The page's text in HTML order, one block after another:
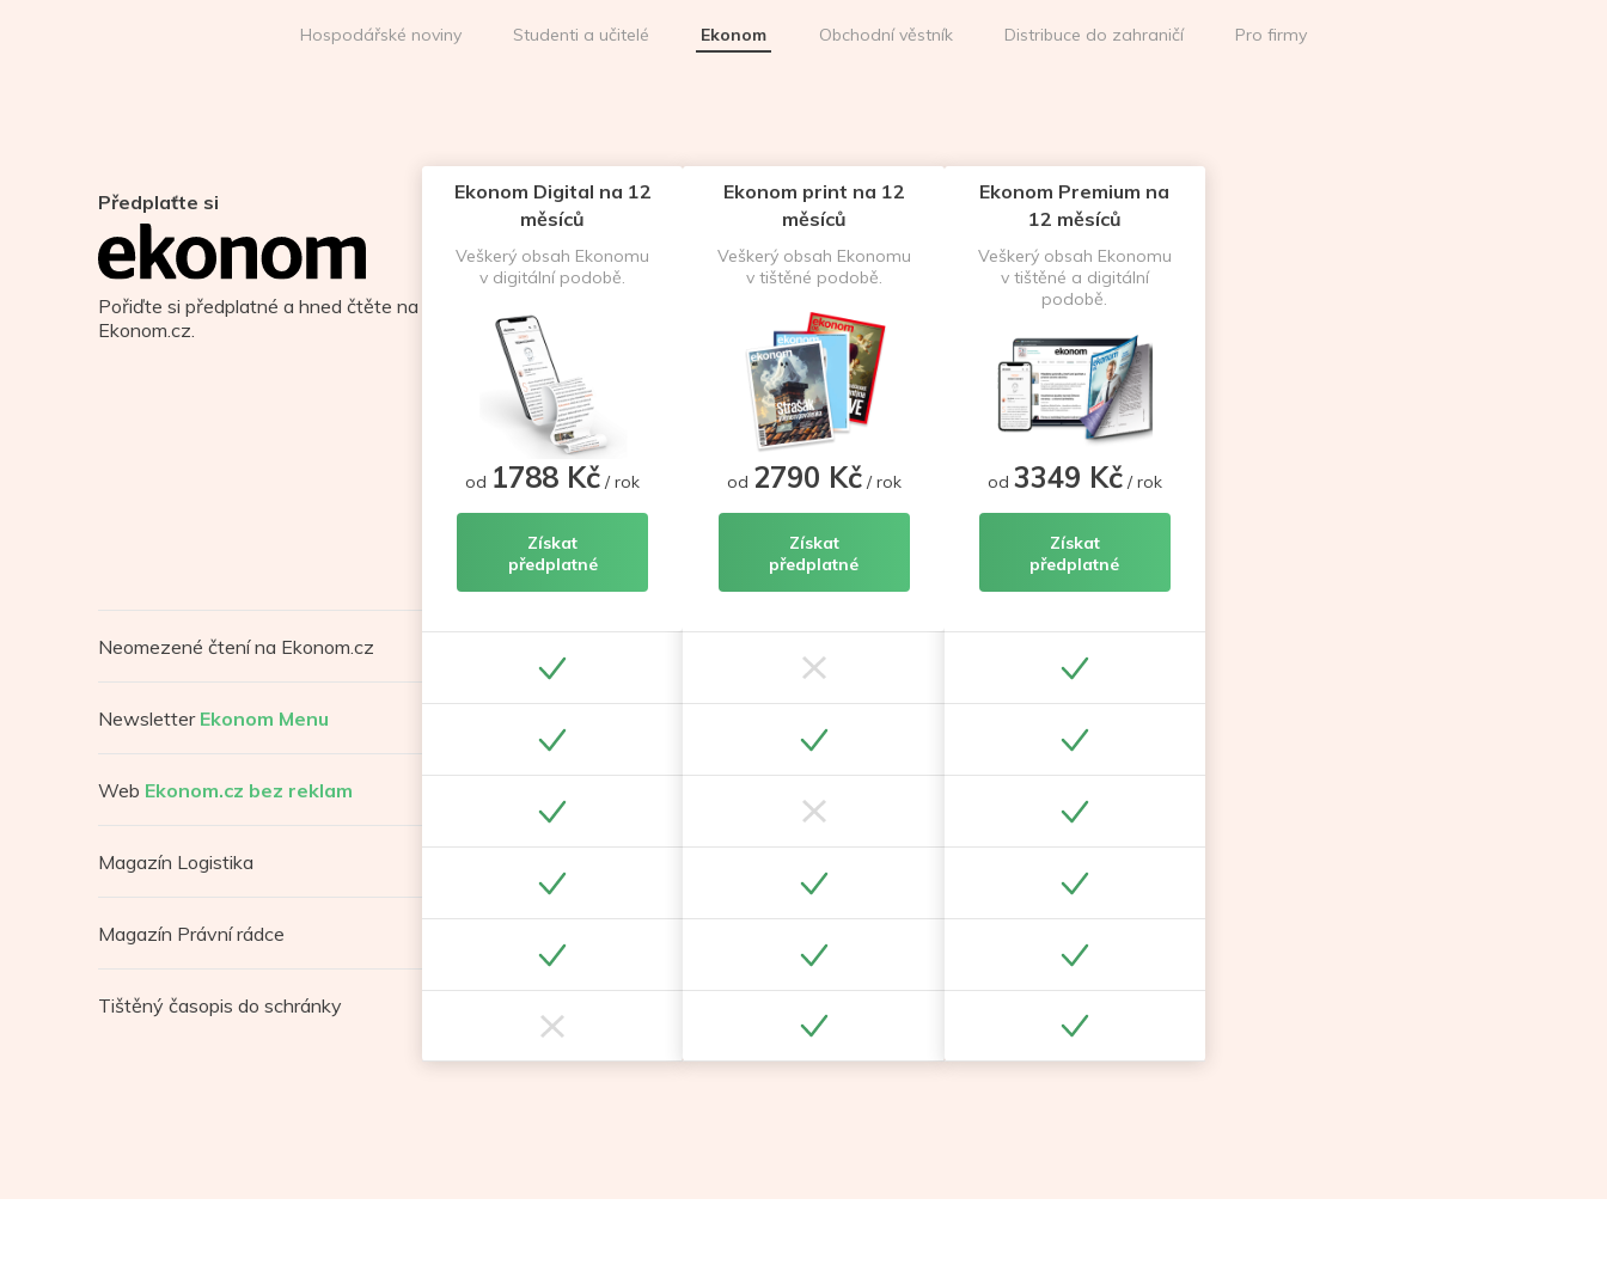
Hospodářské noviny Studenti a učitelé Ekonom Obchodní věstník Distribuce do zahraničí Pro firmy
Předplaťte si
Pořiďte si předplatné a hned čtěte na
Ekonom.cz.
Neomezené čtení na Ekonom.cz
Newsletter Ekonom Menu
Web Ekonom.cz bez reklam
Magazín Logistika
Magazín Právní rádce
Tištěný časopis do schránky
Ekonom Digital na 12
měsíců
Veškerý obsah Ekonomu
v digitální podobě.
od 1788 Kč / rok
Získat
předplatné
Ekonom print na 12
měsíců
Veškerý obsah Ekonomu
v tištěné podobě.
od 2790 Kč/ rok
Získat
předplatné
Ekonom Premium na
12 měsíců
Veškerý obsah Ekonomu
v tištěné a digitální
podobě.
od 3349 Kč/ rok
Získat
předplatné